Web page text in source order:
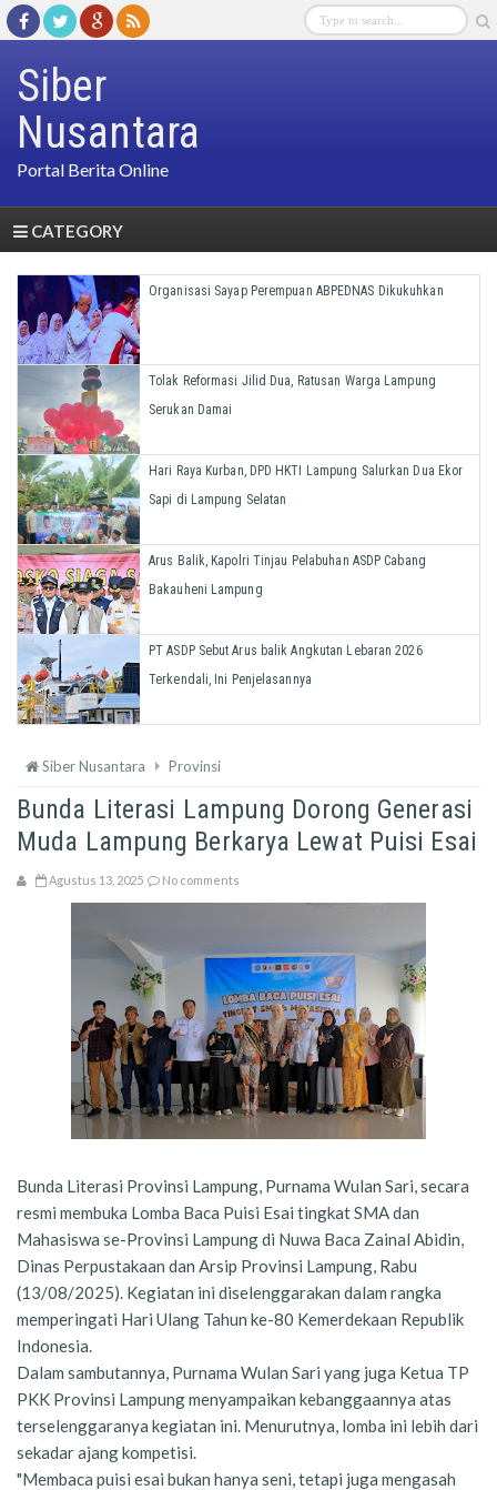
Siber
Nusantara
Portal Berita Online
CATEGORY
Organisasi Sayap Perempuan ABPEDNAS Dikukuhkan
Tolak Reformasi Jilid Dua, Ratusan Warga Lampung
Serukan Damai
Hari Raya Kurban, DPD HKTI Lampung Salurkan Dua Ekor
Sapi di Lampung Selatan
Arus Balik, Kapolri Tinjau Pelabuhan ASDP Cabang
Bakauheni Lampung
PT ASDP Sebut Arus balik Angkutan Lebaran 2026
Terkendali, Ini Penjelasannya
Siber Nusantara Provinsi
Bunda Literasi Lampung Dorong Generasi
Muda Lampung Berkarya Lewat Puisi Esai
Agustus 13, 2025 No comments
Bunda Literasi Provinsi Lampung, Purnama Wulan Sari, secara
resmi membuka Lomba Baca Puisi Esai tingkat SMA dan
Mahasiswa se-Provinsi Lampung di Nuwa Baca Zainal Abidin,
Dinas Perpustakaan dan Arsip Provinsi Lampung, Rabu
(13/08/2025). Kegiatan ini diselenggarakan dalam rangka
memperingati Hari Ulang Tahun ke-80 Kemerdekaan Republik
Indonesia.
Dalam sambutannya, Purnama Wulan Sari yang juga Ketua TP
PKK Provinsi Lampung menyampaikan kebanggaannya atas
terselenggaranya kegiatan ini. Menurutnya, lomba ini lebih dari
sekadar ajang kompetisi.
"Membaca puisi esai bukan hanya seni, tetapi juga mengasah